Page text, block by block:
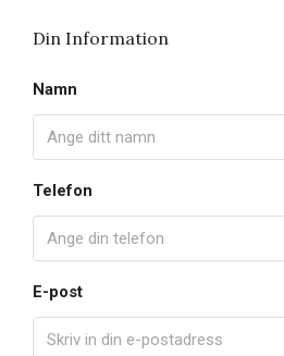
Din Information
Namn
Telefon
E-post